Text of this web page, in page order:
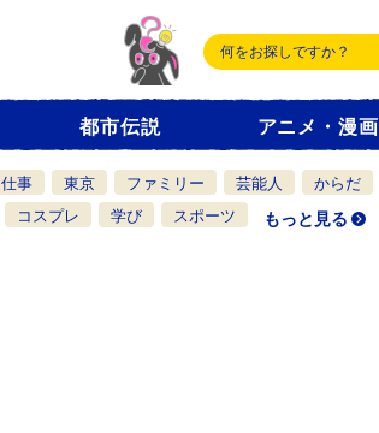
都市伝説 アニメ・漫画
事 東京 ファミリー 芸能人 からだ
コスプレ 学び スポーツ もっと見る